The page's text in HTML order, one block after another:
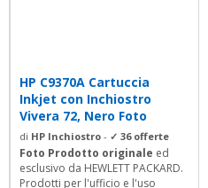
HP C9370A Cartuccia
Inkjet con Inchiostro
Vivera 72, Nero Foto
di HP Inchiostro - ✓ 36 offerte
Foto Prodotto originale ed
esclusivo da HEWLETT PACKARD.
Prodotti per l'ufficio e l'uso